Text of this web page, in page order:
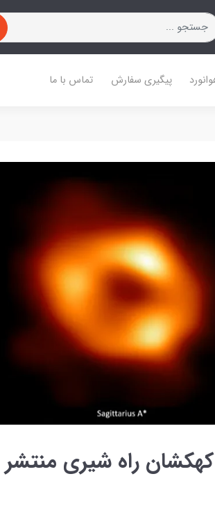
پیگیری سفارش تماس با ما
راه شیری منتشر